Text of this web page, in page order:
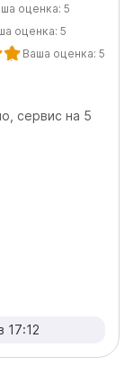
оценка: 5
оценка: 5
Ваша оценка: 5
сервис на 5
17:12